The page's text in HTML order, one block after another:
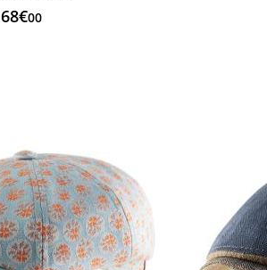
68€00